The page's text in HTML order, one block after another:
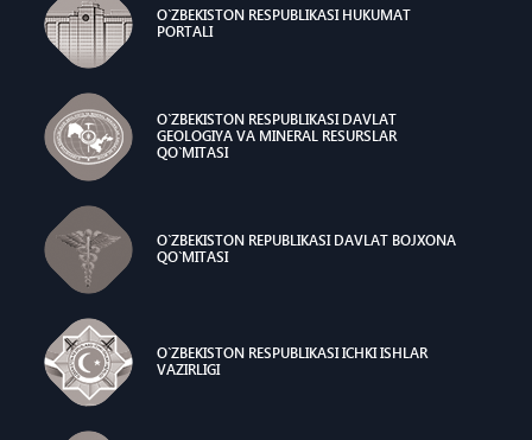
O`ZBEKISTON RESPUBLIKASI HUKUMAT
PORTALI
O`ZBЕKISTОN RЕSPUBLIKАSI DAVLAT
GЕОLОGIYA VА MINЕRАL RЕSURSLАR
QO`MITАSI
O`ZBEKISTON REPUBLIKASI DAVLAT BOJXONA
QO`MITASI
O`ZBEKISTON RESPUBLIKASI ICHKI ISHLAR
VAZIRLIGI